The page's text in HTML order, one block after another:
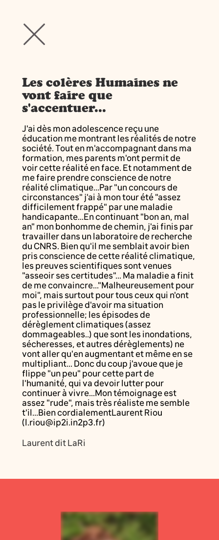
Les colères Humaines ne
vont faire que
s'accentuer...
J'ai dès mon adolescence reçu une
éducation me montrant les réalités de notre
société. Tout en m'accompagnant dans ma
formation, mes parents m'ont permit de
voir cette réalité en face. Et notamment de
me faire prendre conscience de notre
réalité climatique...Par "un concours de
circonstances" j'ai à mon tour été "assez
difficilement frappé" par une maladie
handicapante...En continuant "bon an, mal
an" mon bonhomme de chemin, j'ai finis par
travailler dans un laboratoire de recherche
du CNRS. Bien qu'il me semblait avoir bien
pris conscience de cette réalité climatique,
les preuves scientifiques sont venues
"asseoir ses certitudes"... Ma maladie a finit
de me convaincre..."Malheureusement pour
moi", mais surtout pour tous ceux qui n'ont
pas le privilège d'avoir ma situation
professionnelle; les épisodes de
dérèglement climatiques (assez
dommageables..) que sont les inondations,
sécheresses, et autres dérèglements) ne
vont aller qu'en augmentant et même en se
multipliant... Donc du coup j'avoue que je
flippe "un peu" pour cette part de
l'humanité, qui va devoir lutter pour
continuer à vivre...Mon témoignage est
assez "rude", mais très réaliste me semble
t'il...Bien cordialementLaurent Riou
(l.riou@ip2i.in2p3.fr)
Laurent dit LaRi